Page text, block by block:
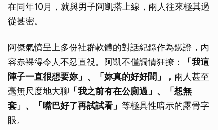
在同年10月，就與男子阿凱搭上線，兩人往來極其過
從甚密。
阿傑氣憤呈上多份社群軟體的對話紀錄作為鐵證，內
容赤裸得令人不忍直視。阿凱不僅調情狂撩：
「我這
陣子一直很想要妳」、「妳真的好好聞」， 兩人甚至
毫無尺度地大聊 「我之前有在公廁過」、「想無
套」、「嘴巴好了再試試看」 等極具性暗示的露骨字
眼。